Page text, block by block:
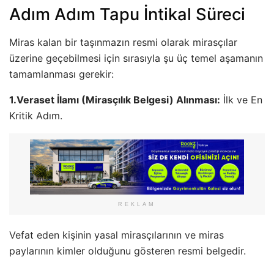
Adım Adım Tapu İntikal Süreci
Miras kalan bir taşınmazın resmi olarak mirasçılar
üzerine geçebilmesi için sırasıyla şu üç temel aşamanın
tamamlanması gerekir:
1.Veraset İlamı (Mirasçılık Belgesi) Alınması: İlk ve En
Kritik Adım.
REKLAM
Vefat eden kişinin yasal mirasçılarının ve miras
paylarının kimler olduğunu gösteren resmi belgedir.